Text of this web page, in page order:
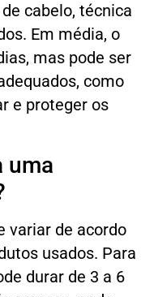
cabelo, técnica
Em média, o
mas pode ser
como
e proteger os
uma
variar de acordo
usados. Para
durar de 3 a 6